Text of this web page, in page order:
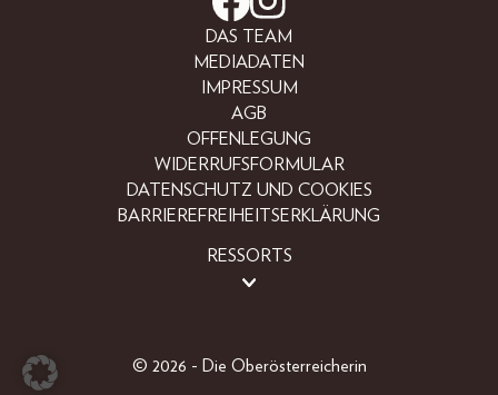
DAS TEAM
MEDIADATEN
IMPRESSUM
AGB
OFFENLEGUNG
WIDERRUFSFORMULAR
DATENSCHUTZ UND COOKIES
BARRIEREFREIHEITSERKLÄRUNG
RESSORTS
© 2026 - Die Oberösterreicherin